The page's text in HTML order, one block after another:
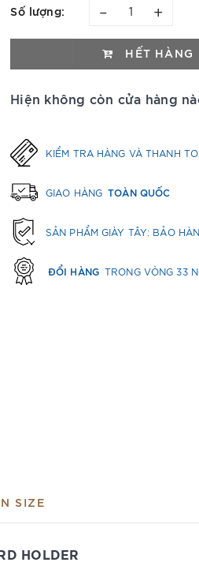
Số lượng: – +
HẾT HÀNG
Hiện không còn cửa hàng
KIỂM TRA HÀNG VÀ THANH
GIAO HÀNG TOÀN QUỐC
SẢN PHẨM GIÀY TÂY: BẢO
ĐỔI HÀNG TRONG VÒNG 33
SIZE
HOLDER